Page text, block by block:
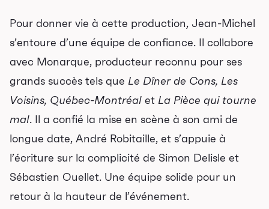
Promotions
Cartes-cadeaux
Abonnements 26-27
Jeunesse
Pour donner vie à cette production, Jean-Michel
s’entoure d’une équipe de confiance. Il collabore
avec Monarque, producteur reconnu pour ses
grands succès tels que Le Dîner de Cons, Les
Voisins, Québec-Montréal et La Pièce qui tourne
mal. Il a confié la mise en scène à son ami de
longue date, André Robitaille, et s’appuie à
l’écriture sur la complicité de Simon Delisle et
Sébastien Ouellet. Une équipe solide pour un
retour à la hauteur de l’événement.